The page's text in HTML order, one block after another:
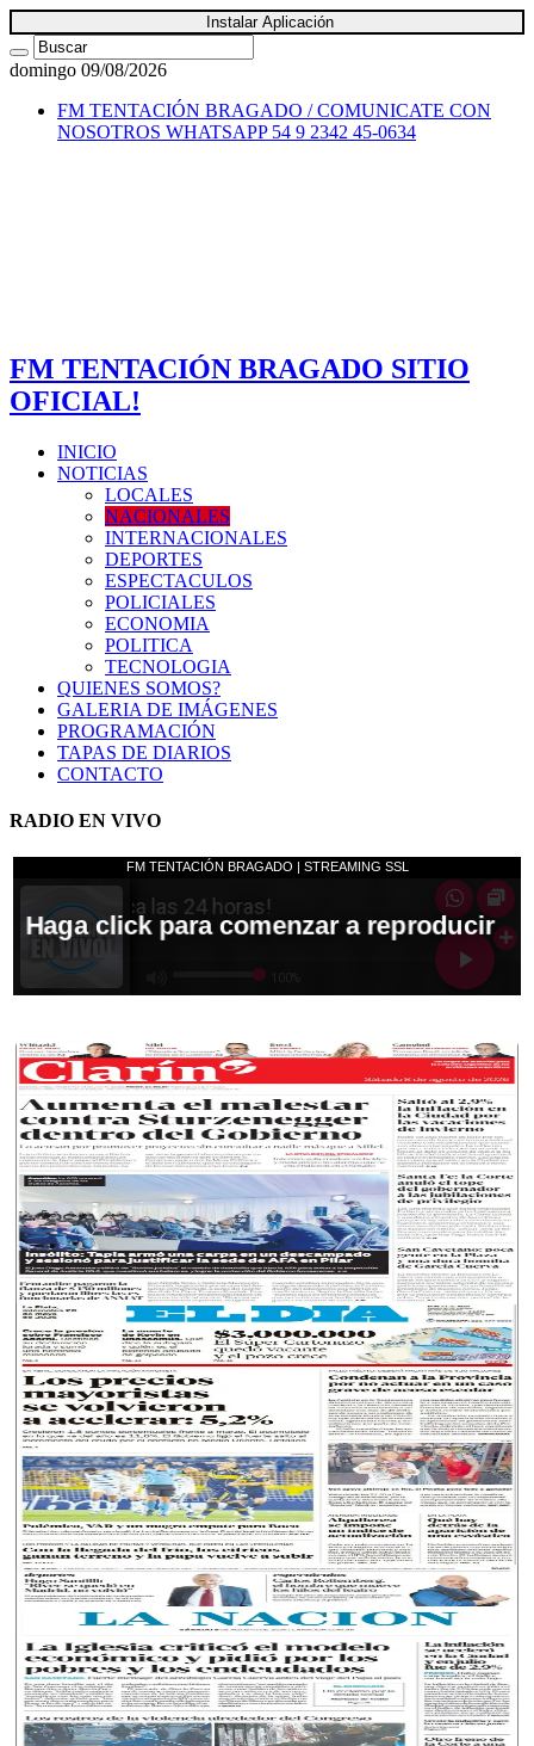
Instalar Aplicación
domingo 09/08/2026
FM TENTACIÓN BRAGADO / COMUNICATE CON
NOSOTROS WHATSAPP 54 9 2342 45-0634
FM TENTACIÓN BRAGADO SITIO
OFICIAL!
INICIO
NOTICIAS
LOCALES
NACIONALES
INTERNACIONALES
DEPORTES
ESPECTACULOS
POLICIALES
ECONOMIA
POLITICA
TECNOLOGIA
QUIENES SOMOS?
GALERIA DE IMÁGENES
PROGRAMACIÓN
TAPAS DE DIARIOS
CONTACTO
RADIO EN VIVO